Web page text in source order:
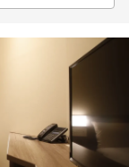
¥ 16,815 ~
プラン♪≪朝
OUT11:00
OUT11:00
¥ 10,925 ~